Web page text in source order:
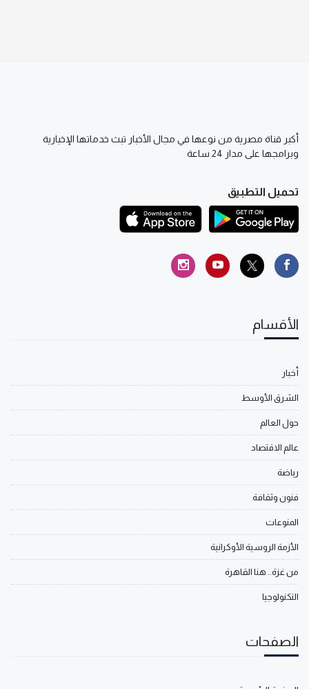
أكبر قناة مصرية من نوعها في مجال الأخبار تبث خدماتها الإخبارية
وبرامجها على مدار 24 ساعة
تحميل التطبيق
الأقسام
أخبار
الشرق الأوسط
حول العالم
عالم الاقتصاد
رياضة
فنون وثقافة
المنوعات
الأزمة الروسية الأوكرانية
من غزة.. هنا القاهرة
التكنولوجيا
الصفحات